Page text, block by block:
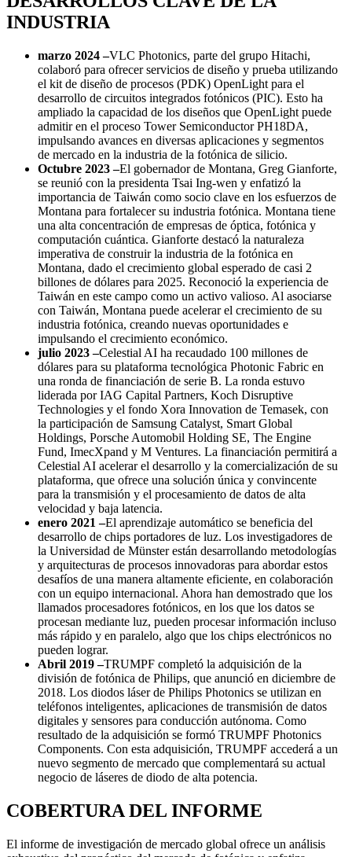
INDUSTRIA
marzo 2024 –VLC Photonics, parte del grupo Hitachi,
colaboró ​​para ofrecer servicios de diseño y prueba utilizando
el kit de diseño de procesos (PDK) OpenLight para el
desarrollo de circuitos integrados fotónicos (PIC). Esto ha
ampliado la capacidad de los diseños que OpenLight puede
admitir en el proceso Tower Semiconductor PH18DA,
impulsando avances en diversas aplicaciones y segmentos
de mercado en la industria de la fotónica de silicio.
Octubre 2023 –El gobernador de Montana, Greg Gianforte,
se reunió con la presidenta Tsai Ing-wen y enfatizó la
importancia de Taiwán como socio clave en los esfuerzos de
Montana para fortalecer su industria fotónica. Montana tiene
una alta concentración de empresas de óptica, fotónica y
computación cuántica. Gianforte destacó la naturaleza
imperativa de construir la industria de la fotónica en
Montana, dado el crecimiento global esperado de casi 2
billones de dólares para 2025. Reconoció la experiencia de
Taiwán en este campo como un activo valioso. Al asociarse
con Taiwán, Montana puede acelerar el crecimiento de su
industria fotónica, creando nuevas oportunidades e
impulsando el crecimiento económico.
julio 2023 –Celestial AI ha recaudado 100 millones de
dólares para su plataforma tecnológica Photonic Fabric en
una ronda de financiación de serie B. La ronda estuvo
liderada por IAG Capital Partners, Koch Disruptive
Technologies y el fondo Xora Innovation de Temasek, con
la participación de Samsung Catalyst, Smart Global
Holdings, Porsche Automobil Holding SE, The Engine
Fund, ImecXpand y M Ventures. La financiación permitirá a
Celestial AI acelerar el desarrollo y la comercialización de su
plataforma, que ofrece una solución única y convincente
para la transmisión y el procesamiento de datos de alta
velocidad y baja latencia.
enero 2021 –El aprendizaje automático se beneficia del
desarrollo de chips portadores de luz. Los investigadores de
la Universidad de Münster están desarrollando metodologías
y arquitecturas de procesos innovadoras para abordar estos
desafíos de una manera altamente eficiente, en colaboración
con un equipo internacional. Ahora han demostrado que los
llamados procesadores fotónicos, en los que los datos se
procesan mediante luz, pueden procesar información incluso
más rápido y en paralelo, algo que los chips electrónicos no
pueden lograr.
Abril 2019 –TRUMPF completó la adquisición de la
división de fotónica de Philips, que anunció en diciembre de
2018. Los diodos láser de Philips Photonics se utilizan en
teléfonos inteligentes, aplicaciones de transmisión de datos
digitales y sensores para conducción autónoma. Como
resultado de la adquisición se formó TRUMPF Photonics
Components. Con esta adquisición, TRUMPF accederá a un
nuevo segmento de mercado que complementará su actual
negocio de láseres de diodo de alta potencia.
COBERTURA DEL INFORME
El informe de investigación de mercado global ofrece un análisis